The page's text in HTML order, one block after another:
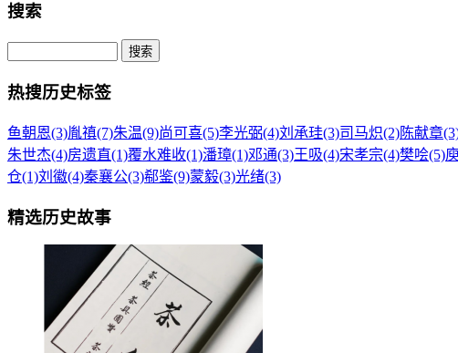
搜索
热搜历史标签
鱼朝恩(3)胤禛(7)朱温(9)尚可喜(5)李光弼(4)刘承珪(3)司马炽(2)陈献章
朱世杰(4)房遗直(1)覆水难收(1)潘璋(1)邓通(3)王吸(4)宋孝宗(4)樊哙(5)
仓(1)刘徽(4)秦襄公(3)郗鉴(9)蒙毅(3)光绪(3)
精选历史故事